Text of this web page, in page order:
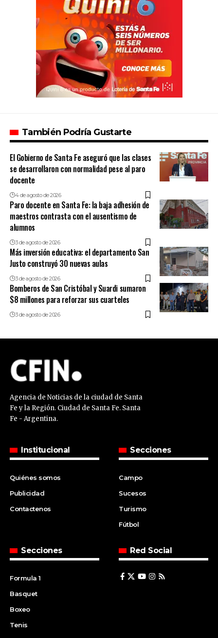
También Podría Gustarte
El Gobierno de Santa Fe aseguró que las clases
se desarrollaron con normalidad pese al paro
docente
4 de agosto de 2026
Paro docente en Santa Fe: la baja adhesión de
maestros contrasta con el ausentismo de
alumnos
3 de agosto de 2026
Más inversión educativa: el departamento San
Justo construyó 30 nuevas aulas
3 de agosto de 2026
Bomberos de San Cristóbal y Suardi sumaron
$8 millones para reforzar sus cuarteles
3 de agosto de 2026
Agencia de Noticias de la ciudad de Santa
Fe y la Región. Ciudad de Santa Fe. Santa
Fe - Argentina.
Institucional
Quiénes somos
Publicidad
Contactenos
Secciones
Campo
Sucesos
Turismo
Fútbol
Secciones
Formula 1
Basquet
Boxeo
Tenis
Red Social